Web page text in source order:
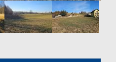
Zgłoś